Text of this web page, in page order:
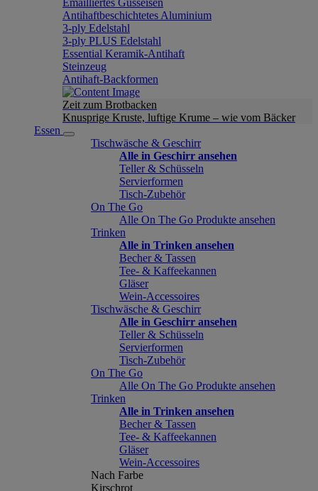
Emailliertes Gusseisen
Antihaftbeschichtetes Aluminium
3-ply Edelstahl
3-ply PLUS Edelstahl
Essential Keramik-Antihaft
Steinzeug
Antihaft-Backformen
Zeit zum Brotbacken
Knusprige Kruste, luftige Krume – wie vom Bäcker
Essen
Tischwäsche & Geschirr
Alle in Geschirr ansehen
Teller & Schüsseln
Servierformen
Tisch-Zubehör
On The Go
Alle On The Go Produkte ansehen
Trinken
Alle in Trinken ansehen
Becher & Tassen
Tee- & Kaffeekannen
Gläser
Wein-Accessoires
Tischwäsche & Geschirr
Alle in Geschirr ansehen
Teller & Schüsseln
Servierformen
Tisch-Zubehör
On The Go
Alle On The Go Produkte ansehen
Trinken
Alle in Trinken ansehen
Becher & Tassen
Tee- & Kaffeekannen
Gläser
Wein-Accessoires
Nach Farbe
Kirschrot